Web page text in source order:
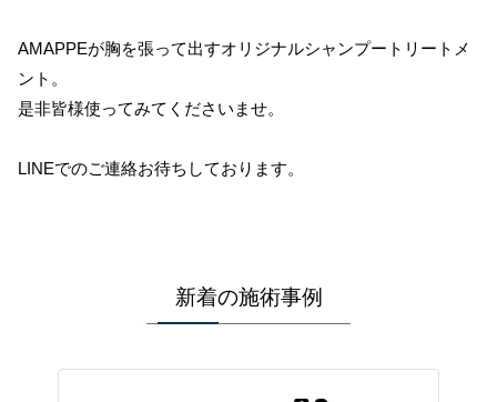
AMAPPEが胸を張って出すオリジナルシャンプートリートメ
ント。
是非皆様使ってみてくださいませ。
LINEでのご連絡お待ちしております。
新着の施術事例